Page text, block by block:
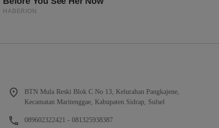
BTN Mula Reski Blok C No 13, Kelurahan Pangkajene,
Kecamatan Maritenggae, Kabupaten Sidrap, Sulsel
089602322421 - 081325938387